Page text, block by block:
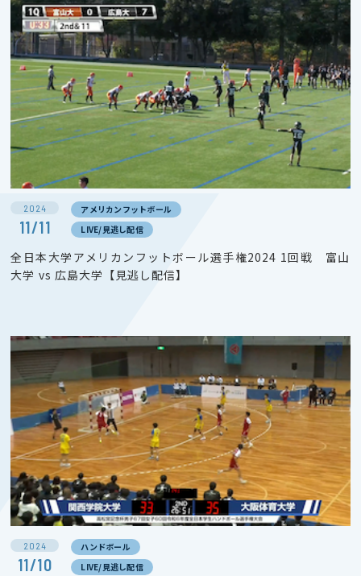
2024
11/11
アメリカンフットボール
LIVE/見逃し配信
全日本大学アメリカンフットボール選手権2024 1回戦 富山
大学 vs 広島大学【見逃し配信】
2024
11/10
ハンドボール
LIVE/見逃し配信